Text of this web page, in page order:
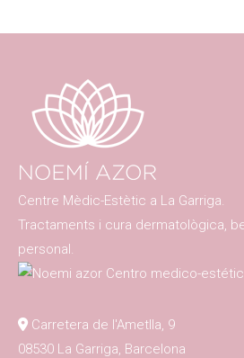
Centre Mèdic-Estètic a La Garriga.
Tractaments i cura dermatològica,
personal.
Carretera de l'Ametlla, 9
08530 La Garriga, Barcelona